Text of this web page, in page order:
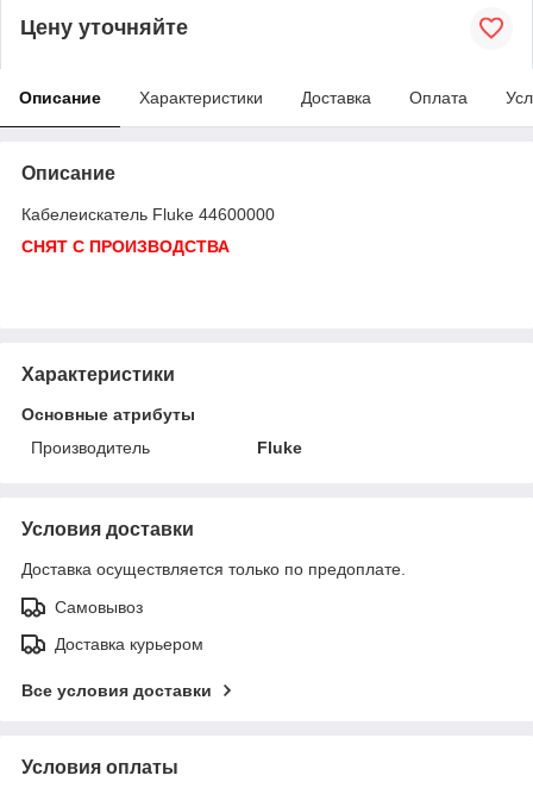
Цену уточняйте
Описание Характеристики Доставка Оплата
Описание
Кабелеискатель Fluke 44600000
СНЯТ С ПРОИЗВОДСТВА
Характеристики
Основные атрибуты
Производитель
Fluke
Условия доставки
Доставка осуществляется только по предоплате.
Самовывоз
Доставка курьером
Все условия доставки
Условия оплаты